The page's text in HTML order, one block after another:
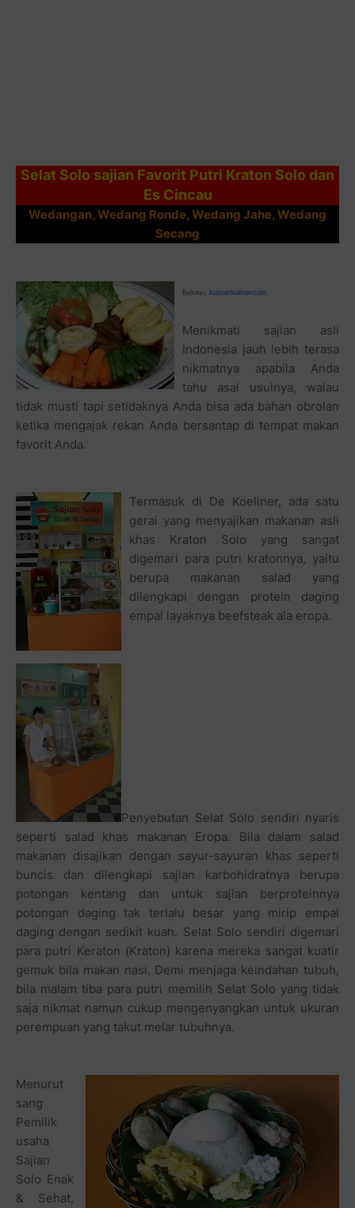
Selat Solo sajian Favorit Putri Kraton Solo dan
Es Cincau
Wedangan, Wedang Ronde, Wedang Jahe, Wedang
Secang
Bekasi, kulinerkuliner.com
Menikmati sajian asli
Indonesia jauh lebih terasa
nikmatnya apabila Anda
tahu asal usulnya, walau
tidak musti tapi setidaknya Anda bisa ada bahan obrolan
ketika mengajak rekan Anda bersantap di tempat makan
favorit Anda.
Termasuk di De Koeliner, ada satu
gerai yang menyajikan makanan asli
khas Kraton Solo yang sangat
digemari para putri kratonnya, yaitu
berupa makanan salad yang
dilengkapi dengan protein daging
empal layaknya beefsteak ala eropa.
Penyebutan Selat Solo sendiri nyaris
seperti salad khas makanan Eropa. Bila dalam salad
makanan disajikan dengan sayur-sayuran khas seperti
buncis dan dilengkapi sajian karbohidratnya berupa
potongan kentang dan untuk sajian berproteinnya
potongan daging tak terlalu besar yang mirip empal
daging dengan sedikit kuah. Selat Solo sendiri digemari
para putri Keraton (Kraton) karena mereka sangat kuatir
gemuk bila makan nasi. Demi menjaga keindahan tubuh,
bila malam tiba para putri memilih Selat Solo yang tidak
saja nikmat namun cukup mengenyangkan untuk ukuran
perempuan yang takut melar tubuhnya.
Menurut
sang
Pemilik
usaha
Sajian
Solo Enak
& Sehat,